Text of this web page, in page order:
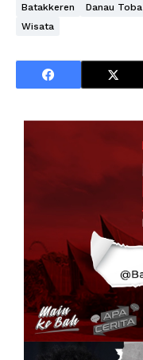
Batakkeren Danau Toba
Wisata